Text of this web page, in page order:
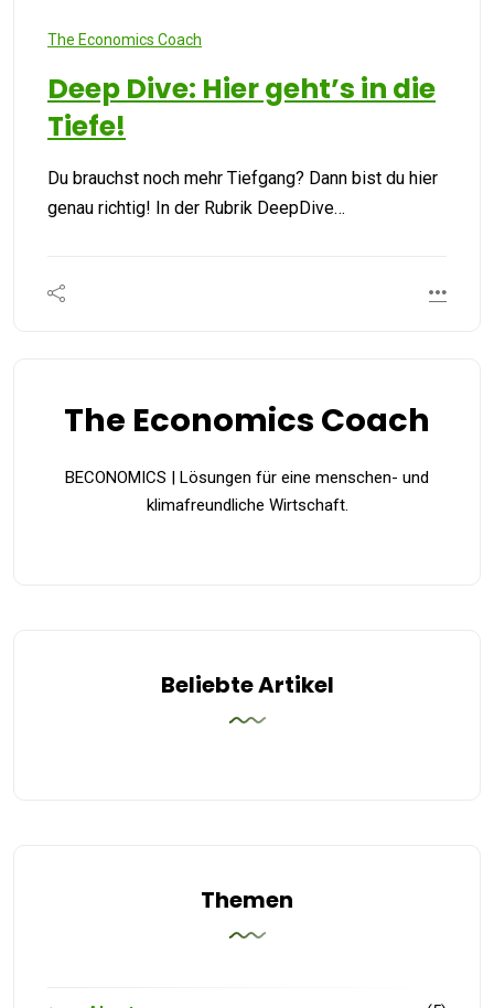
The Economics Coach
Deep Dive: Hier geht’s in die
Tiefe!
Du brauchst noch mehr Tiefgang? Dann bist du hier
genau richtig! In der Rubrik DeepDive…
The Economics Coach
BECONOMICS | Lösungen für eine menschen- und
klimafreundliche Wirtschaft.
Beliebte Artikel
Themen